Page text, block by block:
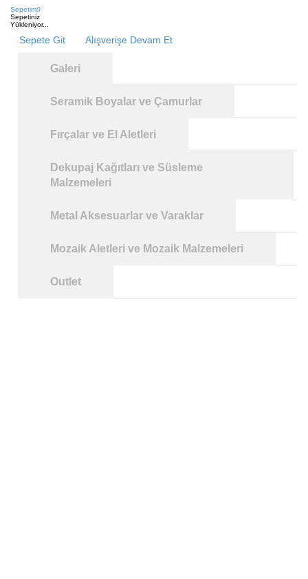
Sepetim0
Sepetiniz
Yükleniyor...
Sepete Git Alışverişe Devam Et
Galeri
Seramik Boyalar ve Çamurlar
Fırçalar ve El Aletleri
Dekupaj Kağıtları ve Süsleme
Malzemeleri
Metal Aksesuarlar ve Varaklar
Mozaik Aletleri ve Mozaik Malzemeleri
Outlet